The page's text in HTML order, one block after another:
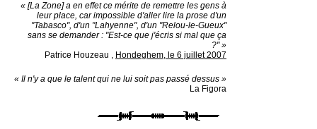
« [La Zone] a en effet ce mérite de remettre les gens à
leur place, car impossible d'aller lire la prose d'un
"Tabasco", d'un "Lahyenne", d'un "Relou-le-Gueux"
sans se demander : "Est-ce que j'écris si mal que ça
?" »
Patrice Houzeau , Hondeghem, le 6 juillet 2007
« Il n'y a que le talent qui ne lui soit pas passé dessus »
La Figora